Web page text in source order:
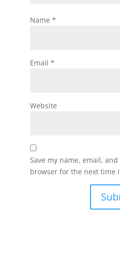
Name *
Email *
Website
Save my name, email,
browser for the next time